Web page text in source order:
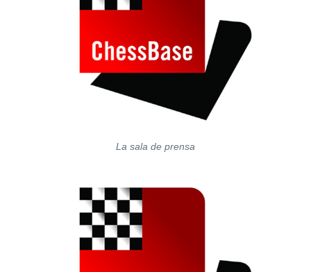
La sala de prensa